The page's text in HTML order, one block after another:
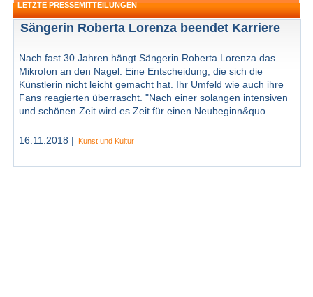
LETZTE PRESSEMITTEILUNGEN
Sängerin Roberta Lorenza beendet Karriere
Nach fast 30 Jahren hängt Sängerin Roberta Lorenza das
Mikrofon an den Nagel. Eine Entscheidung, die sich die
Künstlerin nicht leicht gemacht hat. Ihr Umfeld wie auch ihre
Fans reagierten überrascht. "Nach einer solangen intensiven
und schönen Zeit wird es Zeit für einen Neubeginn&quo ...
16.11.2018 | Kunst und Kultur